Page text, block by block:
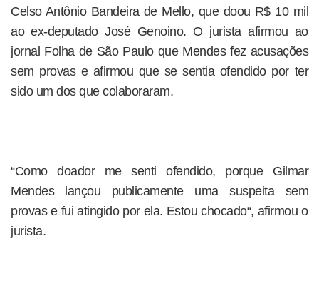
Celso Antônio Bandeira de Mello, que doou R$ 10 mil
ao ex-deputado José Genoino. O jurista afirmou ao
jornal Folha de São Paulo que Mendes fez acusações
sem provas e afirmou que se sentia ofendido por ter
sido um dos que colaboraram.
“Como doador me senti ofendido, porque Gilmar
Mendes lançou publicamente uma suspeita sem
provas e fui atingido por ela. Estou chocado“, afirmou o
jurista.